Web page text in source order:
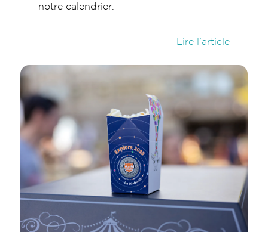
notre calendrier.
Lire l'article